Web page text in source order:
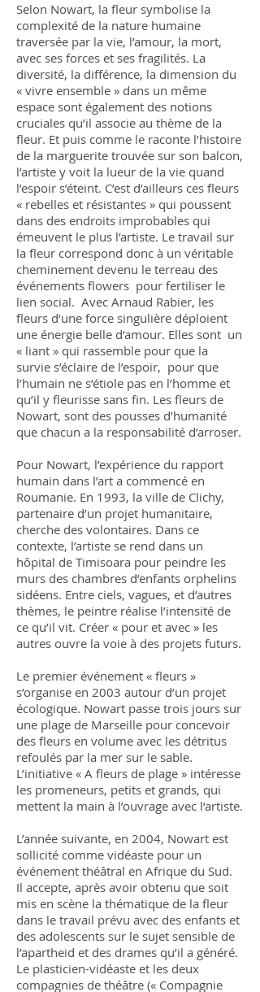
Selon Nowart, la fleur symbolise la
complexité de la nature humaine
traversée par la vie, l’amour, la mort,
avec ses forces et ses fragilités. La
diversité, la différence, la dimension du
« vivre ensemble » dans un même
espace sont également des notions
cruciales qu’il associe au thème de la
fleur. Et puis comme le raconte l’histoire
de la marguerite trouvée sur son balcon,
l’artiste y voit la lueur de la vie quand
l’espoir s’éteint. C’est d’ailleurs ces fleurs
« rebelles et résistantes » qui poussent
dans des endroits improbables qui
émeuvent le plus l’artiste. Le travail sur
la fleur correspond donc à un véritable
cheminement devenu le terreau des
événements flowers pour fertiliser le
lien social. Avec Arnaud Rabier, les
fleurs d’une force singulière déploient
une énergie belle d’amour. Elles sont un
« liant » qui rassemble pour que la
survie s’éclaire de l’espoir, pour que
l’humain ne s’étiole pas en l’homme et
qu’il y fleurisse sans fin. Les fleurs de
Nowart, sont des pousses d’humanité
que chacun a la responsabilité d’arroser.
Pour Nowart, l’expérience du rapport
humain dans l’art a commencé en
Roumanie. En 1993, la ville de Clichy,
partenaire d’un projet humanitaire,
cherche des volontaires. Dans ce
contexte, l’artiste se rend dans un
hôpital de Timisoara pour peindre les
murs des chambres d’enfants orphelins
sidéens. Entre ciels, vagues, et d’autres
thèmes, le peintre réalise l’intensité de
ce qu’il vit. Créer « pour et avec » les
autres ouvre la voie à des projets futurs.
Le premier événement « fleurs »
s’organise en 2003 autour d’un projet
écologique. Nowart passe trois jours sur
une plage de Marseille pour concevoir
des fleurs en volume avec les détritus
refoulés par la mer sur le sable.
L’initiative « A fleurs de plage » intéresse
les promeneurs, petits et grands, qui
mettent la main à l’ouvrage avec l’artiste.
L’année suivante, en 2004, Nowart est
sollicité comme vidéaste pour un
événement théâtral en Afrique du Sud.
Il accepte, après avoir obtenu que soit
mis en scène la thématique de la fleur
dans le travail prévu avec des enfants et
des adolescents sur le sujet sensible de
l’apartheid et des drames qu’il a généré.
Le plasticien-vidéaste et les deux
compagnies de théâtre (« Compagnie